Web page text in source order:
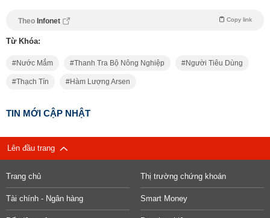
Theo Infonet Copy link
Từ Khóa:
Nước Mắm Thanh Tra Bộ Nông Nghiệp Người Tiêu Dùng
Thạch Tín Hàm Lượng Arsen
TIN MỚI CẬP NHẬT
Lên đầu trang
Trang chủ Thị trường chứng khoán
Tài chính - Ngân hàng Smart Money